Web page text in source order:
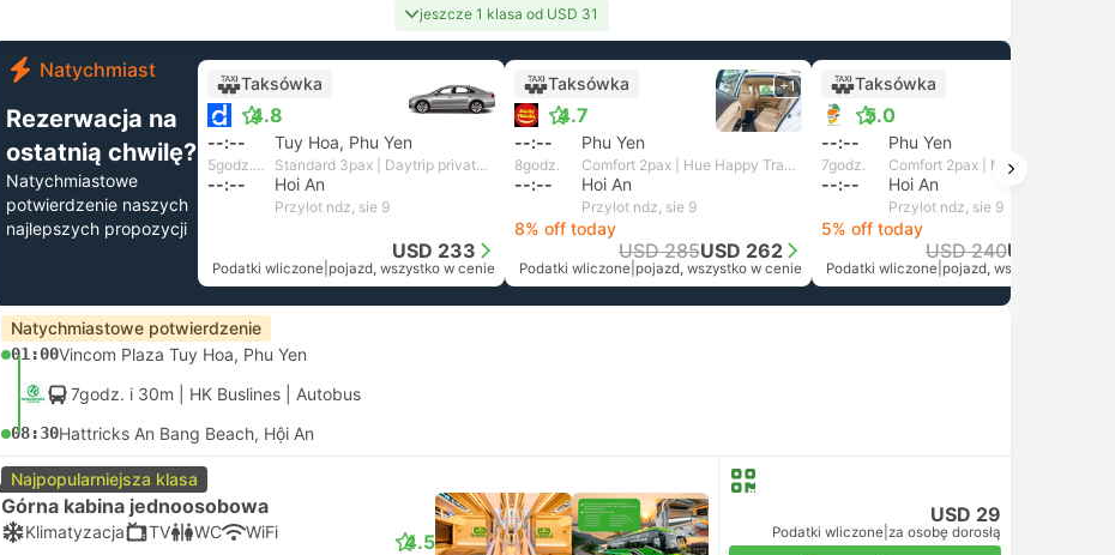
jeszcze 1 klasa od USD 31
Natychmiast
Rezerwacja na
ostatnią chwilę?
Natychmiastowe
potwierdzenie naszych
najlepszych propozycji
Taksówka
4.8
--:-- Tuy Hoa, Phu Yen
5godz. i 16m Standard 3pax | Daytrip private transfer with English speaking driver
--:-- Hoi An
Przylot ndz, sie 9
USD 233
Podatki wliczone pojazd, wszystko w cenie
Taksówka
4.7
+1
--:-- Phu Yen
8godz. Comfort 2pax | Hue Happy Travel
--:-- Hoi An
Przylot ndz, sie 9
8% off today
USD 285USD 262
Podatki wliczone pojazd, wszystko w cenie
Taksówka
5.0
--:-- Phu Yen
7godz. Comfort 2pax | Mango Travel
--:-- Hoi An
Przylot ndz, sie 9
5% off today
USD 240USD 228
Podatki wliczone pojazd, wszystko w cenie
Natychmiastowe potwierdzenie
01:00Vincom Plaza Tuy Hoa, Phu Yen
7godz. i 30m | HK Buslines Autobus
08:30Hattricks An Bang Beach, Hội An
Najpopularniejsza klasa
Górna kabina jednoosobowa
Klimatyzacja TV WC WiFi 4.5
USD 29
Podatki wliczone za osobę dorosłą